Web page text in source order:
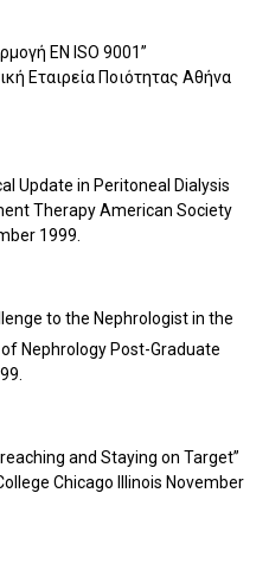
EN ISO 9001”
Εταιρεία Ποιότητας Αθήνα
Update in Peritoneal Dialysis
Therapy American Society
1999.
to the Nephrologist in the
Nephrology Post-Graduate
and Staying on Target”
Chicago Illinois November